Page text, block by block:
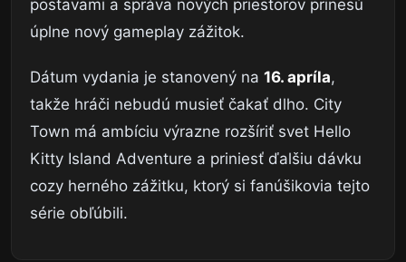
postavami a správa nových priestorov prinesú
úplne nový gameplay zážitok.
Dátum vydania je stanovený na 16. apríla,
takže hráči nebudú musieť čakať dlho. City
Town má ambíciu výrazne rozšíriť svet Hello
Kitty Island Adventure a priniesť ďalšiu dávku
cozy herného zážitku, ktorý si fanúšikovia tejto
série obľúbili.